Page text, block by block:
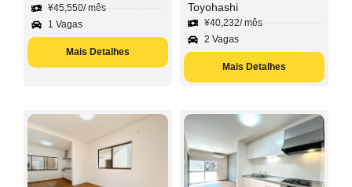
¥45,550/ mês
1 Vagas
Mais Detalhes
Toyohashi
¥40,232/ mês
2 Vagas
Mais Detalhes